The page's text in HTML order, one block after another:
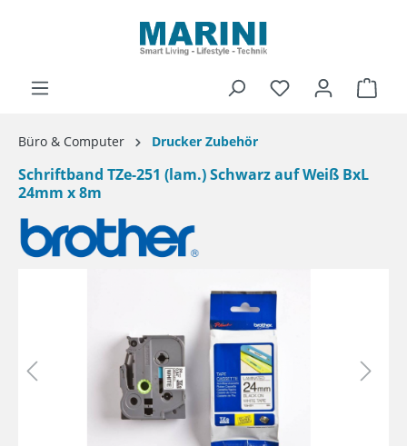
Büro & Computer Drucker Zubehör
Schriftband TZe-251 (lam.) Schwarz auf Weiß BxL
24mm x 8m